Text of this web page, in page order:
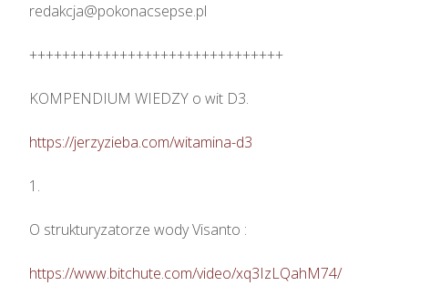
redakcja@pokonacsepse.pl
+++++++++++++++++++++++++++++++
KOMPENDIUM WIEDZY o wit D3.
https://jerzyzieba.com/witamina-d3
1.
O strukturyzatorze wody Visanto :
https://www.bitchute.com/video/xq3IzLQahM74/